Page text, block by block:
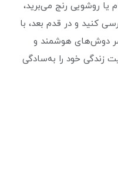
یا روشویی رنج می‌برید،
کنید و در قدم بعد، با
سر دوش‌های هوشمند و
زندگی خود را به‌سادگی